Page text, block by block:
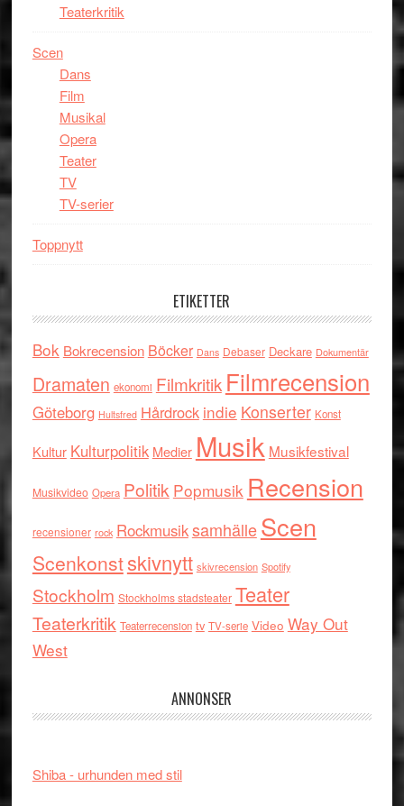
Teaterkritik
Scen
Dans
Film
Musikal
Opera
Teater
TV
TV-serier
Toppnytt
ETIKETTER
Bok Bokrecension Böcker Dans Debaser Deckare Dokumentär
Dramaten ekonomi Filmkritik Filmrecension
Göteborg Hultsfred Hårdrock indie Konserter Konst
Kultur Kulturpolitik Medier Musik Musikfestival
Musikvideo Opera Politik Popmusik Recension
recensioner rock RockmusiksamhälleScen
Scenkonstskivnytt skivrecension Spotify
Stockholm Stockholms stadsteater Teater
Teaterkritik Teaterrecension tv TV-serie Video Way Out
West
ANNONSER
Shiba - urhunden med stil